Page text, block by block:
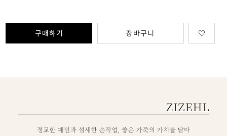
구매하기 장바구니 ♡